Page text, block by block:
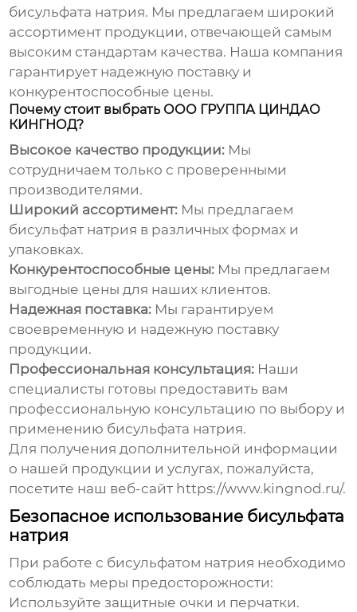
бисульфата натрия. Мы предлагаем широкий
ассортимент продукции, отвечающей самым
высоким стандартам качества. Наша компания
гарантирует надежную поставку и
конкурентоспособные цены.
Почему стоит выбрать ООО ГРУППА ЦИНДАО
КИНГНОД?
Высокое качество продукции: Мы
сотрудничаем только с проверенными
производителями.
Широкий ассортимент: Мы предлагаем
бисульфат натрия в различных формах и
упаковках.
Конкурентоспособные цены: Мы предлагаем
выгодные цены для наших клиентов.
Надежная поставка: Мы гарантируем
своевременную и надежную поставку
продукции.
Профессиональная консультация: Наши
специалисты готовы предоставить вам
профессиональную консультацию по выбору и
применению бисульфата натрия.
Для получения дополнительной информации
о нашей продукции и услугах, пожалуйста,
посетите наш веб-сайт https://www.kingnod.ru/.
Безопасное использование бисульфата
натрия
При работе с бисульфатом натрия необходимо
соблюдать меры предосторожности:
Используйте защитные очки и перчатки.